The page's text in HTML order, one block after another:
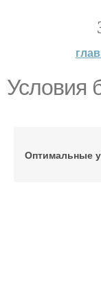
Условия
Оптимальные